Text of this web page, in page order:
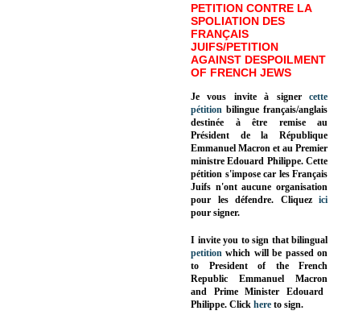
PETITION CONTRE LA
SPOLIATION DES
FRANÇAIS
JUIFS/PETITION
AGAINST DESPOILMENT
OF FRENCH JEWS
Je vous invite à signer cette
pétition bilingue français/anglais
destinée à être remise au
Président de la République
Emmanuel Macron et au Premier
ministre Edouard Philippe. Cette
pétition s'impose car les Français
Juifs n'ont aucune organisation
pour les défendre. Cliquez
ici
pour signer.
I invite you to sign that bilingual
petition which will be passed on
to President of the French
Republic Emmanuel Macron
and Prime Minister Edouard
Philippe. Click here to sign.